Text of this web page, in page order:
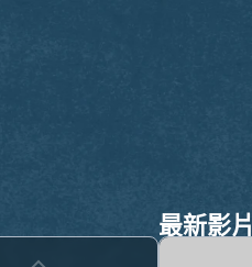
最新影片